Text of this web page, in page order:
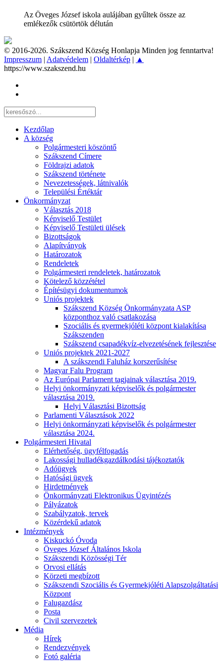
Az Öveges József iskola aulájában gyűltek össze az
emlékezők csütörtök délután
© 2016-2026. Szákszend Község Honlapja Minden jog fenntartva!
Impresszum | Adatvédelem | Oldaltérkép | ▲
https://www.szakszend.hu
Kezdőlap
A község
Polgármesteri köszöntő
Szákszend Címere
Földrajzi adatok
Szákszend története
Nevezetességek, látnivalók
Települési Értéktár
Önkormányzat
Választás 2018
Képviselő Testület
Képviselő Testületi ülések
Bizottságok
Alapítványok
Határozatok
Rendeletek
Polgármesteri rendeletek, határozatok
Kötelező közzététel
Építésügyi dokumentumok
Uniós projektek
Szákszend Község Önkormányzata ASP
központhoz való csatlakozása
Szociális és gyermekjóléti központ kialakítása
Szákszenden
Szákszend csapadékvíz-elvezetésének fejlesztése
Uniós projektek 2021-2027
A szákszendi Faluház korszerűsítése
Magyar Falu Program
Az Európai Parlament tagjainak választása 2019.
Helyi önkormányzati képviselők és polgármester
választása 2019.
Helyi Választási Bizottság
Parlamenti Választások 2022
Helyi önkormányzati képviselők és polgármester
választása 2024.
Polgármesteri Hivatal
Elérhetőség, ügyfélfogadás
Lakossági hulladékgazdálkodási tájékoztatók
Adóügyek
Hatósági ügyek
Hirdetmények
Önkormányzati Elektronikus Ügyintézés
Pályázatok
Szabályzatok, tervek
Közérdekű adatok
Intézmények
Kiskuckó Óvoda
Öveges József Általános Iskola
Szákszendi Közösségi Tér
Orvosi ellátás
Körzeti megbízott
Szákszendi Szociális és Gyermekjóléti Alapszolgáltatási
Központ
Falugazdász
Posta
Civil szervezetek
Média
Hírek
Rendezvények
Fotó galéria